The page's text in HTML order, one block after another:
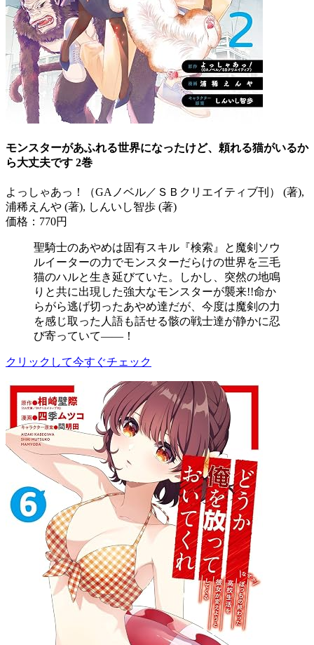
モンスターがあふれる世界になったけど、頼れる猫がいるか
ら大丈夫です 2巻
よっしゃあっ！（GAノベル／ＳＢクリエイティブ刊） (著),
浦稀えんや (著), しんいし智歩 (著)
価格：770円
聖騎士のあやめは固有スキル『検索』と魔剣ソウ
ルイーターの力でモンスターだらけの世界を三毛
猫のハルと生き延びていた。しかし、突然の地鳴
りと共に出現した強大なモンスターが襲来!!命か
らがら逃げ切ったあやめ達だが、今度は魔剣の力
を感じ取った人語も話せる骸の戦士達が静かに忍
び寄っていて――！
クリックして今すぐチェック